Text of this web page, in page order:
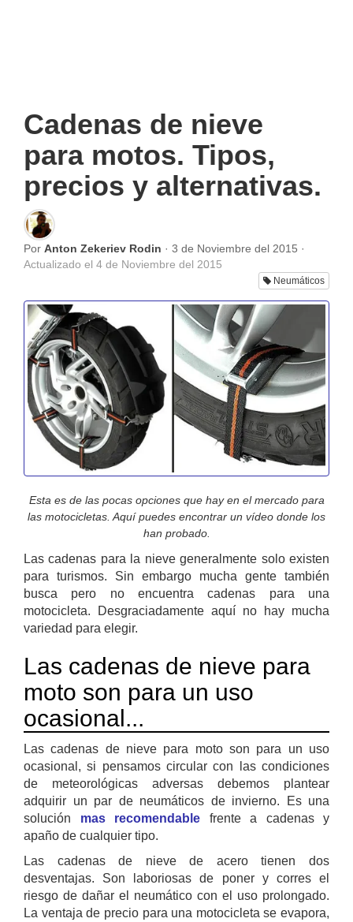
Cadenas de nieve
para motos. Tipos,
precios y alternativas.
Por Anton Zekeriev Rodin · 3 de Noviembre del 2015 ·
Actualizado el 4 de Noviembre del 2015
Neumáticos
Esta es de las pocas opciones que hay en el mercado para
las motocicletas. Aquí puedes encontrar un vídeo donde los
han probado.
Las cadenas para la nieve generalmente solo existen
para turismos. Sin embargo mucha gente también
busca pero no encuentra cadenas para una
motocicleta. Desgraciadamente aquí no hay mucha
variedad para elegir.
Las cadenas de nieve para
moto son para un uso
ocasional...
Las cadenas de nieve para moto son para un uso
ocasional, si pensamos circular con las condiciones
de meteorológicas adversas debemos plantear
adquirir un par de neumáticos de invierno. Es una
solución mas recomendable frente a cadenas y
apaño de cualquier tipo.
Las cadenas de nieve de acero tienen dos
desventajas. Son laboriosas de poner y corres el
riesgo de dañar el neumático con el uso prolongado.
La ventaja de precio para una motocicleta se evapora,